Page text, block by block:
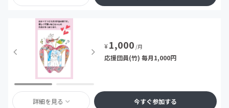
¥1,000 /月
応援団員(竹) 毎月1,000円
詳細を見る 今すぐ参加する